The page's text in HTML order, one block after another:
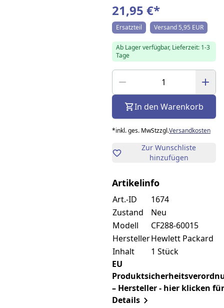
21,95 €*
Ersatzteil Versand 5,95 EUR
Ab Lager verfügbar, Lieferzeit: 1-3
Tage
In den Warenkorb
*inkl. ges. MwStzzgl.Versandkosten
Zur Wunschliste
hinzufügen
Artikelinfo
Art.-ID
1674
Zustand
Neu
Modell
CF288-60015
HerstellerHewlett Packard
Inhalt
1 Stück
EU
– Hersteller - hier klicken für
Details